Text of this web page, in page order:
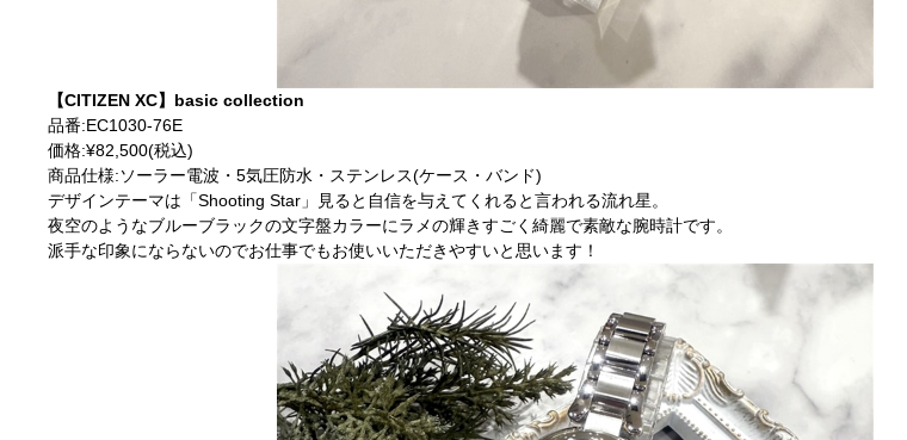
【CITIZEN XC】basic collection
品番:EC1030-76E
価格:¥82,500(税込)
商品仕様:ソーラー電波・5気圧防水・ステンレス(ケース・バンド)
デザインテーマは「Shooting Star」見ると自信を与えてくれると言われる流れ星。
夜空のようなブルーブラックの文字盤カラーにラメの輝きすごく綺麗で素敵な腕時計です。
派手な印象にならないのでお仕事でもお使いいただきやすいと思います！